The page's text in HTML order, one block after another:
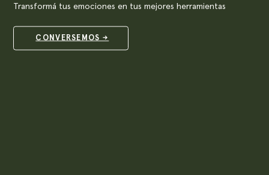
Transformá tus emociones en tus mejores herramientas
CONVERSEMOS →